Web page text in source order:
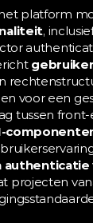
platform
,
voor een
tussen
authenticatie
projecten